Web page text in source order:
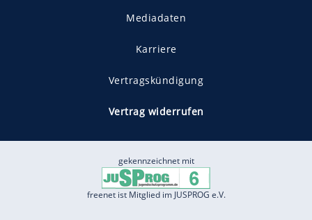
Mediadaten
Karriere
Vertragskündigung
Vertrag widerrufen
gekennzeichnet mit
freenet ist Mitglied im JUSPROG e.V.